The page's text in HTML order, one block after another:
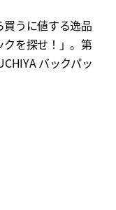
うに値する逸品
を探せ！」。第
バックパッ